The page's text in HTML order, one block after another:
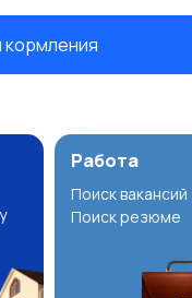
кормления
Работа
Поиск вакансий
Поиск резюме